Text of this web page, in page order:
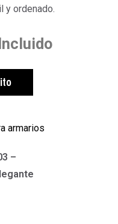
y ordenado.
armarios
–